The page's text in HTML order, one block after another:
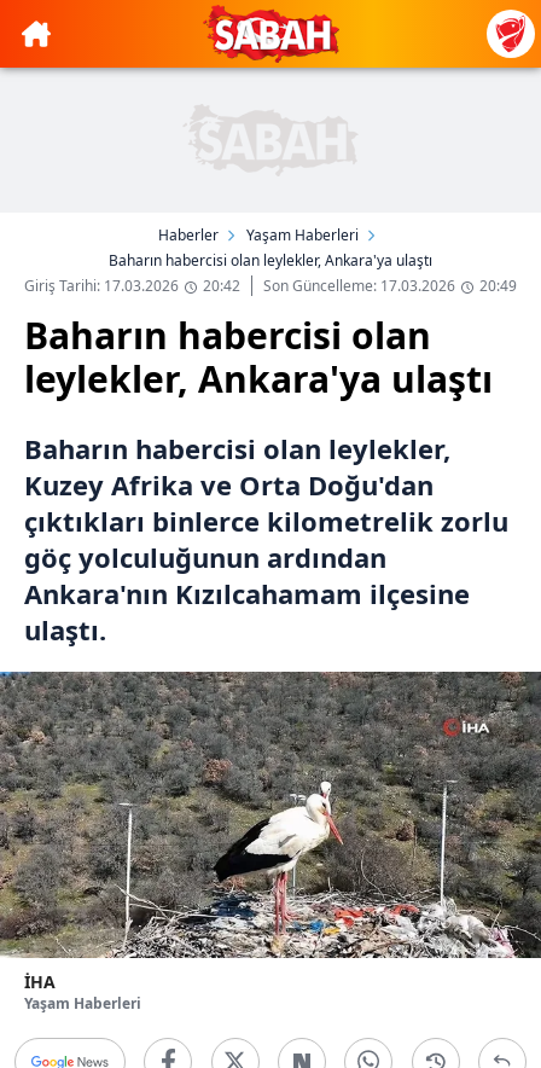
Haberler
Yaşam Haberleri
Baharın habercisi olan leylekler, Ankara'ya ulaştı
Giriş Tarihi: 17.03.2026
20:42 Son Güncelleme: 17.03.2026 20:49
Baharın habercisi olan
leylekler, Ankara'ya ulaştı
Baharın habercisi olan leylekler,
Kuzey Afrika ve Orta Doğu'dan
çıktıkları binlerce kilometrelik zorlu
göç yolculuğunun ardından
Ankara'nın Kızılcahamam ilçesine
ulaştı.
İHA
Yaşam Haberleri